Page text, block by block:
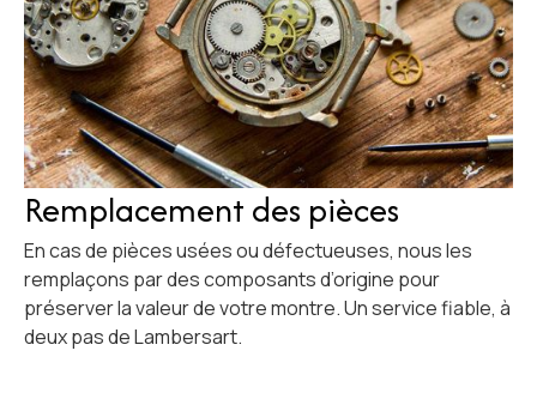
Remplacement des pièces
En cas de pièces usées ou défectueuses, nous les
remplaçons par des composants d’origine pour
préserver la valeur de votre montre. Un service fiable, à
deux pas de Lambersart.